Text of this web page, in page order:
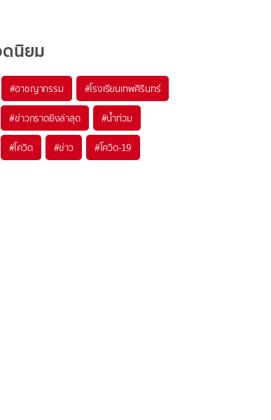
นิยม
#อาชญากรรม #โรงเรียนเทพศิรินทร์
#ข่าวกราดยิงล่าสุด #น้ำท่วม
#โควิด #ข่าว #โควิด-19